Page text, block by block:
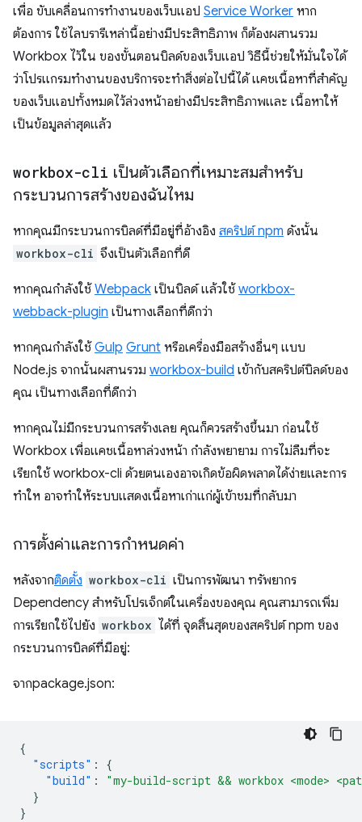
เพื่อ ขับเคลื่อนการทำงานของเว็บแอป Service Worker หาก
ต้องการ ใช้ไลบรารีเหล่านี้อย่างมีประสิทธิภาพ ก็ต้องผสานรวม
Workbox ไว้ใน ของขั้นตอนบิลด์ของเว็บแอป วิธีนี้ช่วยให้มั่นใจได้
ว่าโปรแกรมทำงานของบริการจะทำสิ่งต่อไปนี้ได้ แคชเนื้อหาที่สำคัญ
ของเว็บแอปทั้งหมดไว้ล่วงหน้าอย่างมีประสิทธิภาพและ เนื้อหาให้
เป็นข้อมูลล่าสุดแล้ว
workbox-cli เป็นตัวเลือกที่เหมาะสมสำหรับ
กระบวนการสร้างของฉันไหม
หากคุณมีกระบวนการบิลด์ที่มีอยู่ที่อ้างอิง สคริปต์ npm ดังนั้น
workbox-cli จึงเป็นตัวเลือกที่ดี
หากคุณกำลังใช้ Webpack เป็นบิลด์ แล้วใช้ workbox-
webback-plugin เป็นทางเลือกที่ดีกว่า
หากคุณกำลังใช้ Gulp Grunt หรือเครื่องมือสร้างอื่นๆ แบบ
Node.js จากนั้นผสานรวม workbox-build เข้ากับสคริปต์บิลด์ของ
คุณ เป็นทางเลือกที่ดีกว่า
หากคุณไม่มีกระบวนการสร้างเลย คุณก็ควรสร้างขึ้นมา ก่อนใช้
Workbox เพื่อแคชเนื้อหาล่วงหน้า กำลังพยายาม การไม่ลืมที่จะ
เรียกใช้ workbox-cli ด้วยตนเองอาจเกิดข้อผิดพลาดได้ง่ายและการ
ทำให อาจทำให้ระบบแสดงเนื้อหาเก่าแก่ผู้เข้าชมที่กลับมา
การตั้งค่าและการกำหนดค่า
หลังจากติดตั้ง workbox-cli เป็นการพัฒนา ทรัพยากร
Dependency สำหรับโปรเจ็กต์ในเครื่องของคุณ คุณสามารถเพิ่ม
การเรียกใช้ไปยัง workbox ได้ที่ จุดสิ้นสุดของสคริปต์ npm ของ
กระบวนการบิลด์ที่มีอยู่:
จากpackage.json:
{
"scripts" :
{
"build" :
"my-build-script && workbox <mode>
}
}